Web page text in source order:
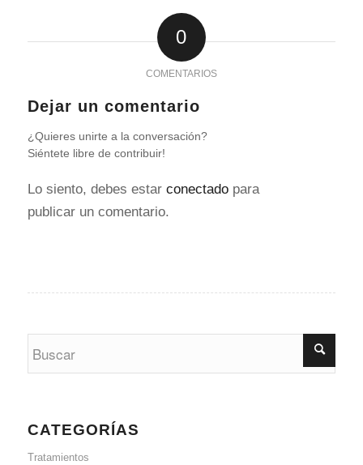
0
COMENTARIOS
Dejar un comentario
¿Quieres unirte a la conversación?
Siéntete libre de contribuir!
Lo siento, debes estar conectadopara
publicar un comentario.
CATEGORÍAS
Tratamientos